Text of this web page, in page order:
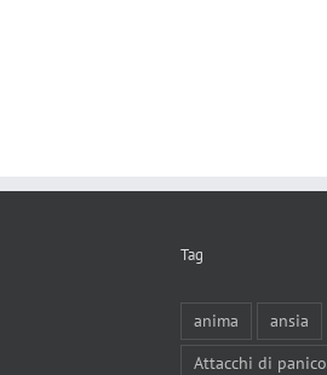
Tag
anima
ansia
Attacchi di panico